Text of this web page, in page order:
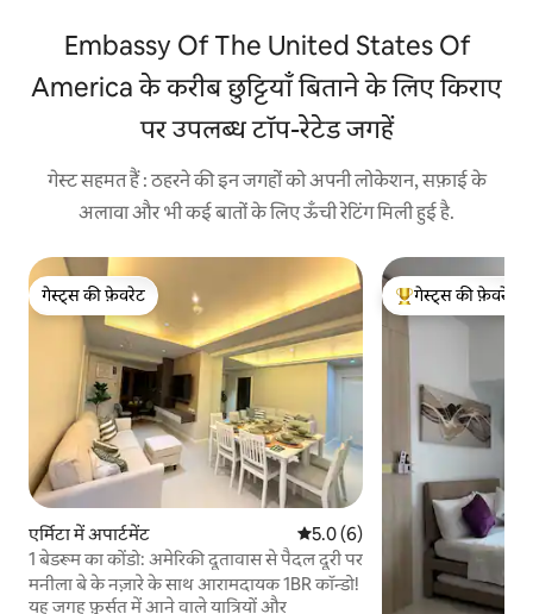
Embassy Of The United States Of
America के करीब छुट्टियाँ बिताने के लिए किराए
पर उपलब्ध टॉप-रेटेड जगहें
गेस्ट सहमत हैं : ठहरने की इन जगहों को अपनी लोकेशन, सफ़ाई के
अलावा और भी कई बातों के लिए ऊँची रेटिंग मिली हुई है.
गेस्ट्स की फ़ेवरेट
गेस्ट्स की फ़ेवरेट
एर्मिटा में अपार्टमेंट औसत रेटिंग 5 में से 5.0, 6 समीक्षाएँ
5.0 (6)
1 बेडरूम का कोंडो: अमेरिकी दूतावास से पैदल दूरी पर
मनीला बे के नज़ारे के साथ आरामदायक 1BR कॉन्डो!
यह जगह फ़ुर्सत में आने वाले यात्रियों और
गेस्ट्स का टॉप फ़ेवरेट
गेस्ट्स की फ़ेवरेट